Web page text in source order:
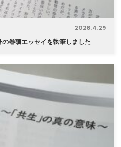
2026.4.29
巻頭エッセイを執筆しました